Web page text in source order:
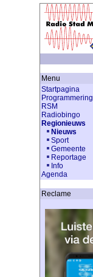
Menu
Startpagina
Programmering
RSM
Radiobingo
Regionieuws
Nieuws
Sport
Gemeente
Reportage
Info
Agenda
Reclame